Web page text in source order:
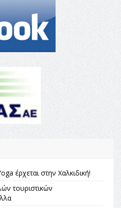
έρχεται στην Χαλκιδική!
τουριστικών